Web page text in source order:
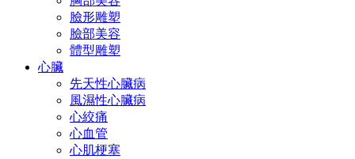
臉形雕塑
臉部美容
體型雕塑
心臟
先天性心臟病
風濕性心臟病
心絞痛
心血管
心肌梗塞